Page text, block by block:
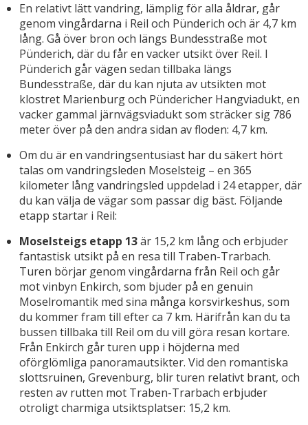
En relativt lätt vandring, lämplig för alla åldrar, går
genom vingårdarna i Reil och Pünderich och är 4,7 km
lång. Gå över bron och längs Bundesstraße mot
Pünderich, där du får en vacker utsikt över Reil. I
Pünderich går vägen sedan tillbaka längs
Bundesstraße, där du kan njuta av utsikten mot
klostret Marienburg och Pündericher Hangviadukt, en
vacker gammal järnvägsviadukt som sträcker sig 786
meter över på den andra sidan av floden: 4,7 km.
Om du är en vandringsentusiast har du säkert hört
talas om vandringsleden Moselsteig – en 365
kilometer lång vandringsled uppdelad i 24 etapper, där
du kan välja de vägar som passar dig bäst. Följande
etapp startar i Reil:
Moselsteigs etapp 13är 15,2 km lång och erbjuder
fantastisk utsikt på en resa till Traben-Trarbach.
Turen börjar genom vingårdarna från Reil och går
mot vinbyn Enkirch, som bjuder på en genuin
Moselromantik med sina många korsvirkeshus, som
du kommer fram till efter ca 7 km. Härifrån kan du ta
bussen tillbaka till Reil om du vill göra resan kortare.
Från Enkirch går turen upp i höjderna med
oförglömliga panoramautsikter. Vid den romantiska
slottsruinen, Grevenburg, blir turen relativt brant, och
resten av rutten mot Traben-Trarbach erbjuder
otroligt charmiga utsiktsplatser: 15,2 km.